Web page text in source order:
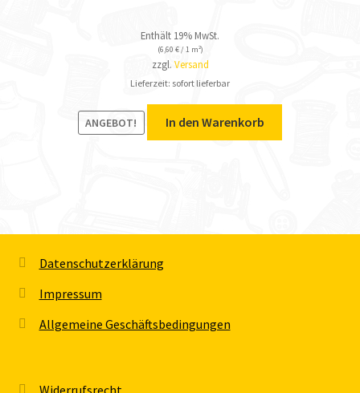
Enthält 19% MwSt.
(6,60 €/ 1 m²)
zzgl. Versand
Lieferzeit: sofort lieferbar
ANGEBOT! In den Warenkorb
Datenschutzerklärung
Impressum
Allgemeine Geschäftsbedingungen
Widerrufsrecht